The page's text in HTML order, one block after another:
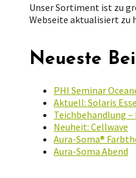
Unser Sortiment ist zu
Webseite aktualisiert zu
Neueste
PHI Seminar
Aktuell: Solaris
Teichbehandlung
Neuheit: Cellwave
Aura-Soma®
Aura-Soma Abend